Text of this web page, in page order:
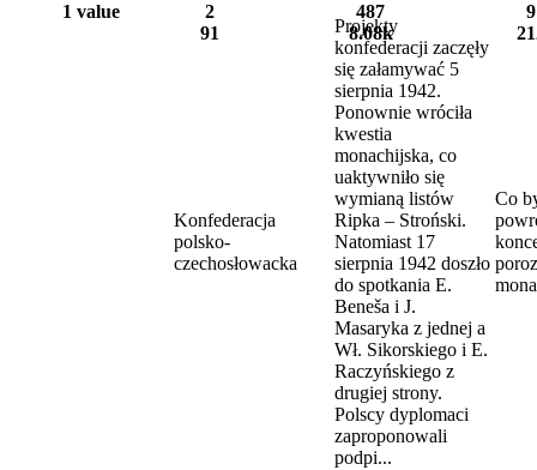
1 value
2
91
487
8.08k
9
Konfederacja
polsko-
czechosłowacka
Projekty
konfederacji zaczęły
się załamywać 5
sierpnia 1942.
Ponownie wróciła
kwestia
monachijska, co
uaktywniło się
wymianą listów
Ripka – Stroński.
Natomiast 17
sierpnia 1942 doszło
do spotkania E.
Beneša i J.
Masaryka z jednej a
Wł. Sikorskiego i E.
Raczyńskiego z
drugiej strony.
Polscy dyplomaci
zaproponowali
podpi...
Co